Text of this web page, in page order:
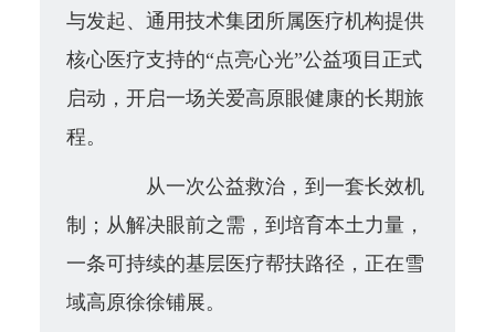
与发起、通用技术集团所属医疗机构提供
核心医疗支持的“点亮心光”公益项目正式
启动，开启一场关爱高原眼健康的长期旅
程。
从一次公益救治，到一套长效机
制；从解决眼前之需，到培育本土力量，
一条可持续的基层医疗帮扶路径，正在雪
域高原徐徐铺展。